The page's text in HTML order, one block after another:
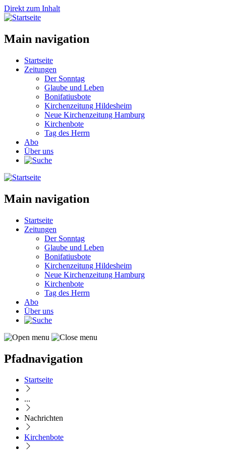
Direkt zum Inhalt
Main navigation
Startseite
Zeitungen
Der Sonntag
Glaube und Leben
Bonifatiusbote
Kirchenzeitung Hildesheim
Neue Kirchenzeitung Hamburg
Kirchenbote
Tag des Herrn
Abo
Über uns
Main navigation
Startseite
Zeitungen
Der Sonntag
Glaube und Leben
Bonifatiusbote
Kirchenzeitung Hildesheim
Neue Kirchenzeitung Hamburg
Kirchenbote
Tag des Herrn
Abo
Über uns
Pfadnavigation
Startseite
...
Nachrichten
Kirchenbote